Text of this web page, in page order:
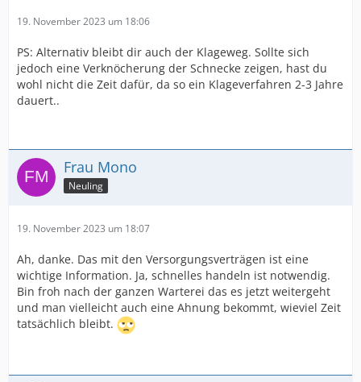
19. November 2023 um 18:06
PS: Alternativ bleibt dir auch der Klageweg. Sollte sich
jedoch eine Verknöcherung der Schnecke zeigen, hast du
wohl nicht die Zeit dafür, da so ein Klageverfahren 2-3 Jahre
dauert..
Frau Mono
Neuling
19. November 2023 um 18:07
Ah, danke. Das mit den Versorgungsverträgen ist eine
wichtige Information. Ja, schnelles handeln ist notwendig.
Bin froh nach der ganzen Warterei das es jetzt weitergeht
und man vielleicht auch eine Ahnung bekommt, wieviel Zeit
tatsächlich bleibt.